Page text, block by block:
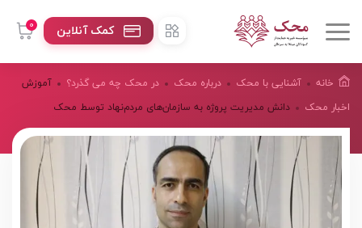
0 کمک آنلاین
خانه آشنایی با محک درباره محک
در محک چه می گذرد؟
اخبار محک
آموزش
دانش مدیریت پروژه به سازمان‌های مردم‌نهاد توسط محک